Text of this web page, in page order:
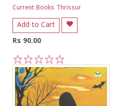
Current Books Thrissur
Add to Cart
Rs 90.00
5
4
3
2
1